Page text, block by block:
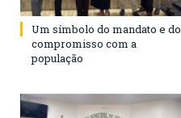
Um símbolo do mandato e do
compromisso com a
população